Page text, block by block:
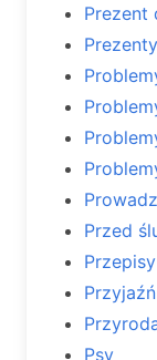
Prezent
Prezenty
Przed
Przepisy
Przyjaźń
Psy